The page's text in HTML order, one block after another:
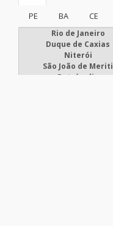
PE
BA CE
Rio de Janeiro
Duque de Caxias
Niterói
São João de Meriti
Petrópolis